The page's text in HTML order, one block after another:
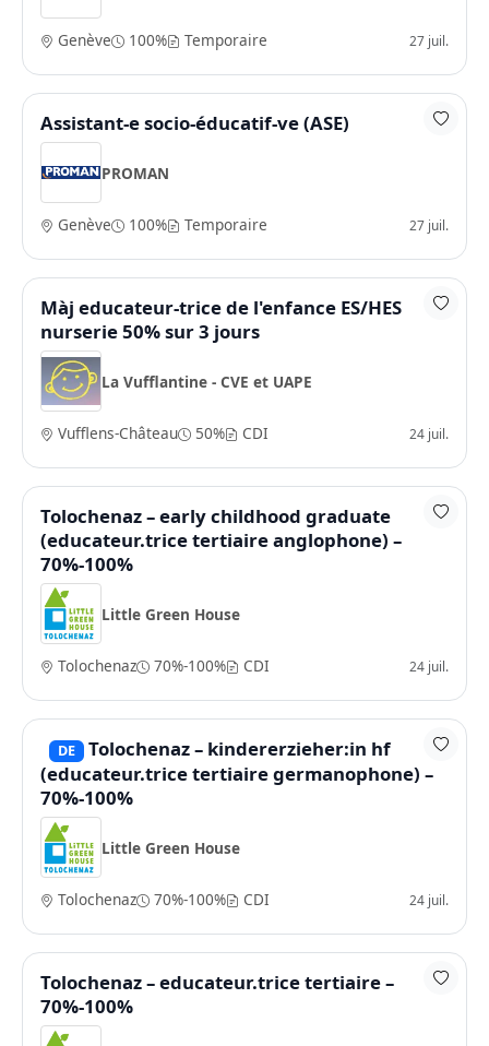
Genève 100% Temporaire 27 juil.
Assistant-e socio-éducatif-ve (ASE)
PROMAN
Genève 100% Temporaire 27 juil.
Màj educateur-trice de l'enfance ES/HES
nurserie 50% sur 3 jours
La Vufflantine - CVE et UAPE
Vufflens-Château 50% CDI 24 juil.
Tolochenaz – early childhood graduate
(educateur.trice tertiaire anglophone) –
70%-100%
Little Green House
Tolochenaz 70%-100% CDI 24 juil.
DE
Tolochenaz – kindererzieher:in hf
(educateur.trice tertiaire germanophone) –
70%-100%
Little Green House
Tolochenaz 70%-100% CDI 24 juil.
Tolochenaz – educateur.trice tertiaire –
70%-100%